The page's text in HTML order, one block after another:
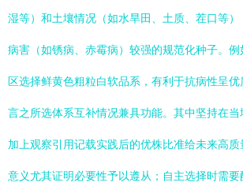
湿等）和土壤情况（如水旱田、土质、茬口等
病害（如锈病、赤霉病）较强的规范化种子。
区选择鲜黄色粗粒白软品系，有利于抗病性呈
言之所选体系互补情况兼具功能。其中坚持在当
加上观察引用记载实践后的优株比准给未来高
意义尤其证明必要性予以遵从；自主选择时需